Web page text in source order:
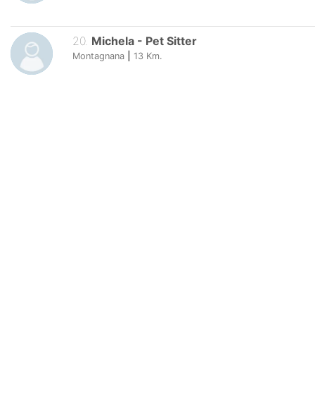
20. Michela - Pet Sitter
Montagnana 13 Km.